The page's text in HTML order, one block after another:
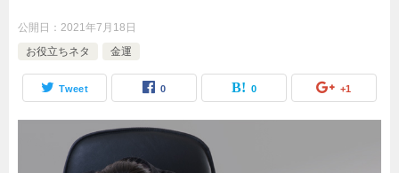
公開日： 2021年7月18日
お役立ちネタ
金運
Tweet 0 0 +1